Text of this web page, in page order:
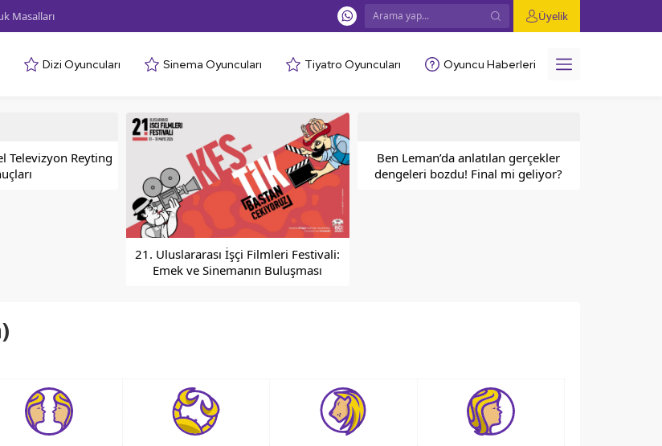
Masalları Üyelik
Dizi Oyuncuları Sinema Oyuncuları Tiyatro Oyuncuları Oyuncu Haberleri
Televizyon Reyting
21. Uluslararası İşçi Filmleri Festivali:
Emek ve Sinemanın Buluşması
Ben Leman’da anlatılan gerçekler
dengeleri bozdu! Final mi geliyor?